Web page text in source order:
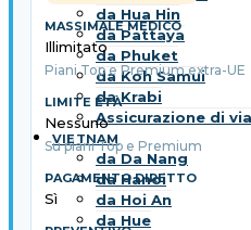
da Hua Hin
da Pattaya
da Phuket
da Koh Samui
da Krabi
Assicurazione di
VIETNAM
da Da Nang
da Hanoi
da Hoi An
da Hue
Illimitato
Piani Top e Premium extra-UE
Nessuno
Su piani Top e Premium
Sì